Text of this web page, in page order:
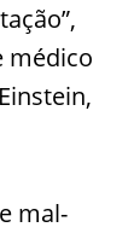
médico
mal-